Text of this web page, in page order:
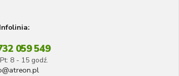
Infolinia:
059 549
8 - 15 godź.